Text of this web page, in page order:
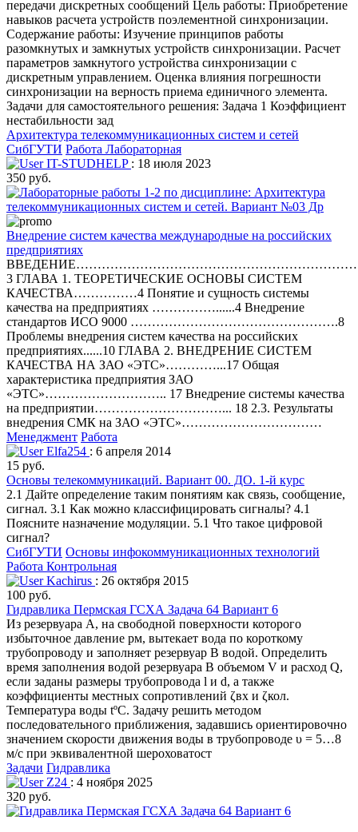
передачи дискретных сообщений Цель работы: Приобретение
навыков расчета устройств поэлементной синхронизации.
Содержание работы: Изучение принципов работы
разомкнутых и замкнутых устройств синхронизации. Расчет
параметров замкнутого устройства синхронизации с
дискретным управлением. Оценка влияния погрешности
синхронизации на верность приема единичного элемента.
Задачи для самостоятельного решения: Задача 1 Коэффициент
нестабильности зад
Архитектура телекоммуникационных систем и сетей
СибГУТИ Работа Лабораторная
IT-STUDHELP : 18 июля 2023
350 руб.
Внедрение систем качества международные на российских
предприятиях
3 ГЛАВА 1. ТЕОРЕТИЧЕСКИЕ ОСНОВЫ СИСТЕМ
КАЧЕСТВА……………4 Понятие и сущность системы
качества на предприятиях ……………......4 Внедрение
стандартов ИСО 9000 ………………………………………….8
Проблемы внедрения систем качества на российских
предприятиях......10 ГЛАВА 2. ВНЕДРЕНИЕ СИСТЕМ
КАЧЕСТВА НА ЗАО «ЭТС»…………...17 Общая
характеристика предприятия ЗАО
«ЭТС»……………………….. 17 Внедрение системы качества
на предприятии…………………………... 18 2.3. Результаты
внедрения СМК на ЗАО «ЭТС»……………………………
Менеджмент Работа
Elfa254 : 6 апреля 2014
15 руб.
Основы телекоммуникаций. Вариант 00. ДО. 1-й курс
2.1 Дайте определение таким понятиям как связь, сообщение,
сигнал. 3.1 Как можно классифицировать сигналы? 4.1
Поясните назначение модуляции. 5.1 Что такое цифровой
сигнал?
СибГУТИ Основы инфокоммуникационных технологий
Работа Контрольная
Kachirus : 26 октября 2015
100 руб.
Гидравлика Пермская ГСХА Задача 64 Вариант 6
Из резервуара А, на свободной поверхности которого
избыточное давление рм, вытекает вода по короткому
трубопроводу и заполняет резервуар В водой. Определить
время заполнения водой резервуара В объемом V и расход Q,
если заданы размеры трубопровода l и d, а также
коэффициенты местных сопротивлений ζвх и ζкол.
Температура воды tºC. Задачу решить методом
последовательного приближения, задавшись ориентировочно
значением скорости движения воды в трубопроводе υ = 5…8
м/с при эквивалентной шероховатост
Задачи Гидравлика
Z24 : 4 ноября 2025
320 руб.